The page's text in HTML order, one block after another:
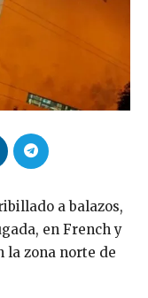
a balazos,
en French y
la zona norte de